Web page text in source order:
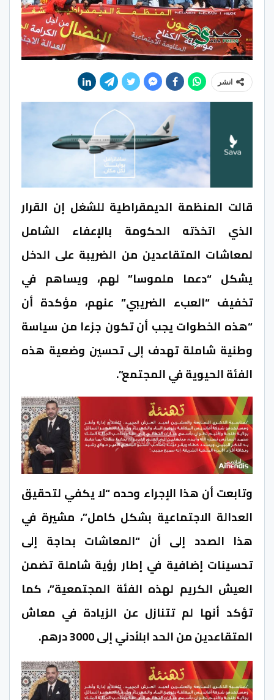
انشر
قالت المنظمة الديمقراطية للشغل إن القرار
الذي اتخذته الحكومة بالإعفاء الشامل
لمعاشات المتقاعدين من الضريبة على الدخل
يشكل “دعما ملموسا” لهم، ويساهم في
تخفيف “العبء الضريبي” عنهم، مؤكدة أن
“هذه الخطوات يجب أن تكون جزءا من سياسة
وطنية شاملة تهدف إلى تحسين وضعية هذه
الفئة الحيوية في المجتمع”.
وتابعت أن هذا الإجراء وحده “لا يكفي لتحقيق
العدالة الاجتماعية بشكل كامل”، مشيرة في
هذا الصدد إلى أن “المعاشات بحاجة إلى
تحسينات إضافية في إطار رؤية شاملة تضمن
العيش الكريم لهذه الفئة المجتمعية”، كما
تؤكد أنها لم تتنازل عن الزيادة في معاش
المتقاعدين من الحد ابلأدني إلى 3000 درهم.